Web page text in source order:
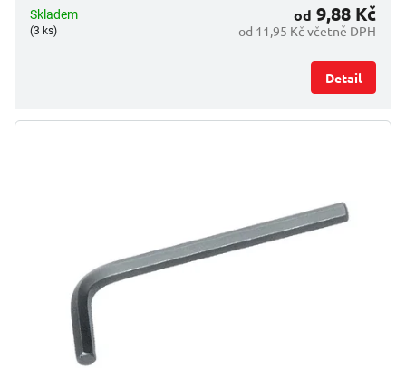
Skladem
(3 ks) od 11,95 Kč včetně DPH
od 9,88 Kč
Detail